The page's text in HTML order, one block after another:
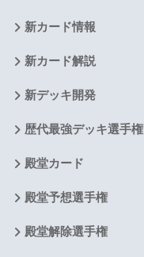
新カード情報
新カード解説
新デッキ開発
歴代最強デッキ選手権
殿堂カード
殿堂予想選手権
殿堂解除選手権